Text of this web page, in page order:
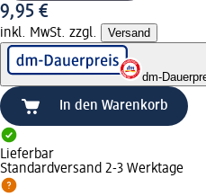
9,95 €
inkl. MwSt. zzgl. Versand
dm-
In den Warenkorb
Lieferbar
Standardversand 2-3 Werktage